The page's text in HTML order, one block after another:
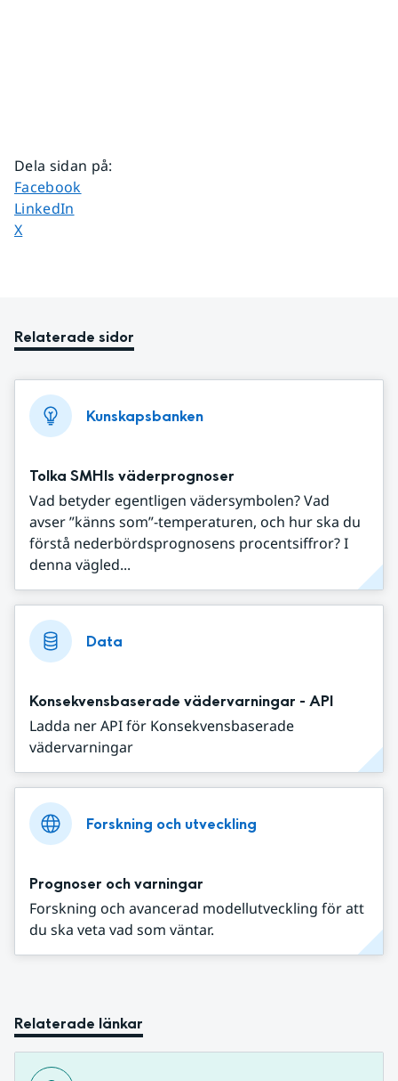
Dela sidan på:
Dela sidan på
Facebook
Dela sidan på
LinkedIn
Dela sidan på
X
Relaterade sidor
Kunskapsbanken
Tolka SMHIs väderprognoser
Vad betyder egentligen vädersymbolen? Vad
avser ”känns som”-temperaturen, och hur ska du
förstå nederbördsprognosens procentsiffror? I
denna vägled...
Data
Konsekvensbaserade vädervarningar - API
Ladda ner API för Konsekvensbaserade
vädervarningar
Forskning och utveckling
Prognoser och varningar
Forskning och avancerad modellutveckling för att
du ska veta vad som väntar.
Relaterade länkar